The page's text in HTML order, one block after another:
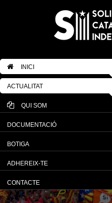
INICI
ACTUALITAT
QUI SOM
DOCUMENTACIÓ
BOTIGA
ADHEREIX-TE
CONTACTE